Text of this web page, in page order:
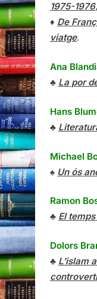
1975-1976
♦ De
viatge.
Ana
♣ La por
Hans
♣
Michael
♠ Un ós
Ramon
♣ El
Dolors
♣ L’islam